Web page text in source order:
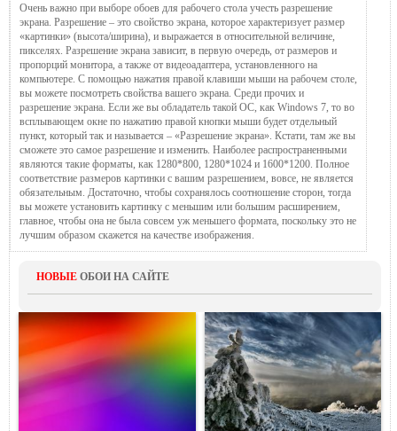
Очень важно при выборе обоев для рабочего стола учесть разрешение
экрана. Разрешение – это свойство экрана, которое характеризует размер
«картинки» (высота/ширина), и выражается в относительной величине,
пикселях. Разрешение экрана зависит, в первую очередь, от размеров и
пропорций монитора, а также от видеоадаптера, установленного на
компьютере. С помощью нажатия правой клавиши мыши на рабочем столе,
вы можете посмотреть свойства вашего экрана. Среди прочих и
разрешение экрана. Если же вы обладатель такой ОС, как Windows 7, то во
всплывающем окне по нажатию правой кнопки мыши будет отдельный
пункт, который так и называется – «Разрешение экрана». Кстати, там же вы
сможете это самое разрешение и изменить. Наиболее распространенными
являются такие форматы, как 1280*800, 1280*1024 и 1600*1200. Полное
соответствие размеров картинки с вашим разрешением, вовсе, не является
обязательным. Достаточно, чтобы сохранялось соотношение сторон, тогда
вы можете установить картинку с меньшим или большим расширением,
главное, чтобы она не была совсем уж меньшего формата, поскольку это не
лучшим образом скажется на качестве изображения.
НОВЫЕ ОБОИ НА САЙТЕ